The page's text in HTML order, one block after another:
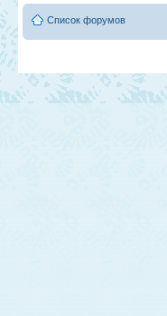
Список форумов